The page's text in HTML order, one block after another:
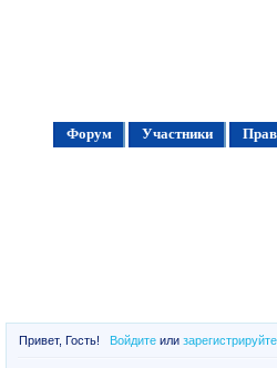
Форум Участники
Привет, Гость! Войдитеили